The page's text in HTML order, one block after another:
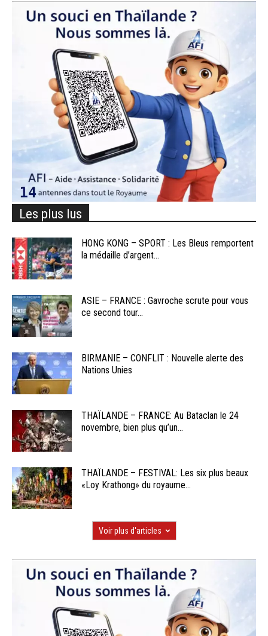
Les plus lus
HONG KONG – SPORT : Les Bleus remportent
la médaille d’argent...
ASIE – FRANCE : Gavroche scrute pour vous
ce second tour...
BIRMANIE – CONFLIT : Nouvelle alerte des
Nations Unies
THAÏLANDE – FRANCE: Au Bataclan le 24
novembre, bien plus qu’un...
THAÏLANDE – FESTIVAL: Les six plus beaux
«Loy Krathong» du royaume...
Voir plus d'articles